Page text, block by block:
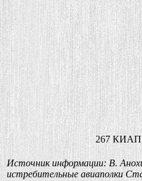
267
Источник информации: В.
истребительные авиаполки